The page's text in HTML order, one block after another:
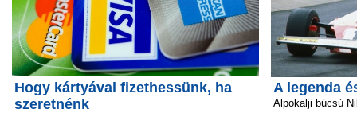
Hogy kártyával fizethessünk, ha
szeretnénk
A legenda
Alpokalji búcsú